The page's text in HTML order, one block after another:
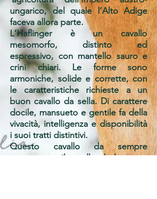
ungarico, del quale l’Alto Adige
faceva allora parte.
L‘Haflinger è un cavallo
mesomorfo, distinto ed
espressivo, con mantello sauro e
crini chiari. Le forme sono
armoniche, solide e corrette, con
le caratteristiche richieste a un
buon cavallo da sella. Di carattere
docile, mansueto e gentile fa della
vivacità, intelligenza e disponibilità
i suoi tratti distintivi.
Questo cavallo da sempre
rappresenta il cavallo da lavoro e